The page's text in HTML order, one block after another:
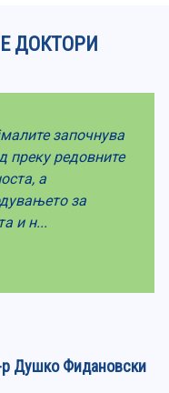
ДОКТОРИ
започнува
преку редовните
а
за
и н...
Душко Фидановски